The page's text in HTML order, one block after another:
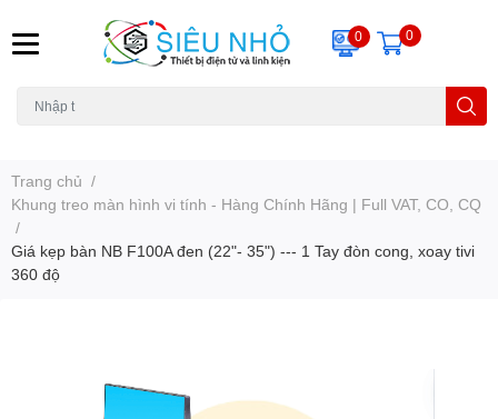
0 0
Trang chủ /
Khung treo màn hình vi tính - Hàng Chính Hãng | Full VAT, CO, CQ
/
Giá kẹp bàn NB F100A đen (22"- 35") --- 1 Tay đòn cong, xoay tivi
360 độ